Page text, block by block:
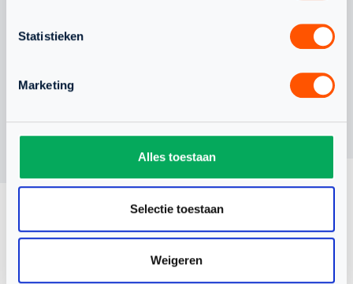
Statistieken
Marketing
Alles toestaan
Selectie toestaan
Weigeren